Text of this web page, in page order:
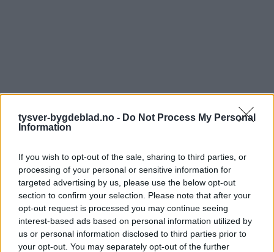
tysver-bygdeblad.no - Do Not Process My Personal
Information
If you wish to opt-out of the sale, sharing to third parties, or
processing of your personal or sensitive information for
targeted advertising by us, please use the below opt-out
section to confirm your selection. Please note that after your
opt-out request is processed you may continue seeing
interest-based ads based on personal information utilized by
us or personal information disclosed to third parties prior to
your opt-out. You may separately opt-out of the further